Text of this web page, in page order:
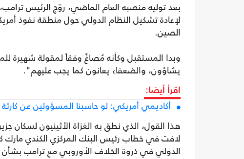
بعد توليه منصبه العام الماضي، روّج الرئيس
لإعادة تشكيل النظام الدولي حول منطقة نفوذ
الصين.
وبدا المستقبل وكأنه مُصاغٌ وفقاً لمقولة شهيرة
يشاؤون، والضعفاء يعانون كما يجب عليهم".
اقرأ أيضا:
أكاديمي أمريكي: لو حاسبنا المسؤولين عن كارثة
لافت في خطاب رئيس البنك المركزي الكندي
الدولي في ذروة الخلاف الأوروبي مع ترامب بشأن